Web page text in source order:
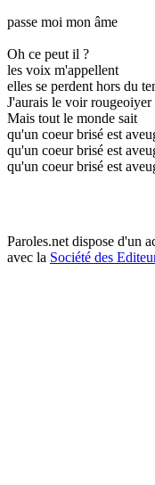
passe moi mon âme
Oh ce peut il ?
les voix m'appellent
elles se perdent hors du
J'aurais le voir rougeoiyer
Mais tout le monde sait
qu'un coeur brisé est
qu'un coeur brisé est
qu'un coeur brisé est
Paroles.net dispose d'un
avec la Société des